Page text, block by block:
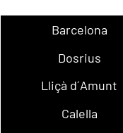
Barcelona
Dosrius
Lliçà d´Amunt
Calella